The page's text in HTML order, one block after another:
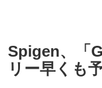
Spigen、「
リー早くも